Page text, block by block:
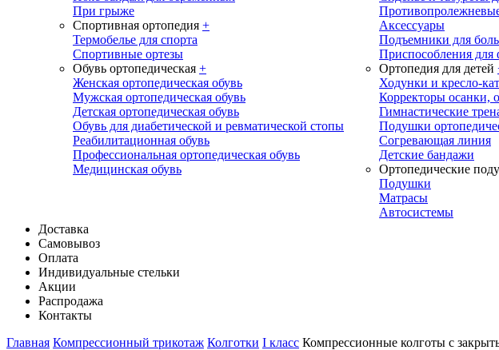
При грыже
Спортивная ортопедия +
Термобелье для спорта
Спортивные ортезы
Обувь ортопедическая +
Женская ортопедическая обувь
Мужская ортопедическая обувь
Детская ортопедическая обувь
Обувь для диабетической и ревматической стопы
Реабилитационная обувь
Профессиональная ортопедическая обувь
Медицинская обувь
Аксессуары
Подъемники для
Приспособления для
Ортопедия для детей
Ходунки и кресло-
Корректоры осанки,
Гимнастические
Подушки
Согревающая линия
Детские бандажи
Ортопедические
Подушки
Матрасы
Автосистемы
Доставка
Самовывоз
Оплата
Индивидуальные стельки
Акции
Распродажа
Контакты
Главная Компрессионный трикотаж Колготки I класс Компрессионные колготы с